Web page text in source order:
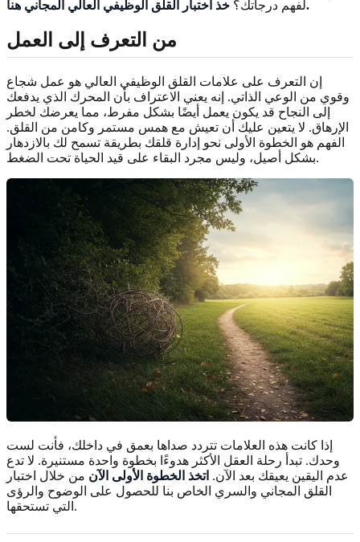
لفهم درجاتك؟خذ اختبار القلق الوظيفي العالي المجاني هنا.
من التعرف إلى العمل
إن التعرف على علامات القلق الوظيفي العالي هو عمل شجاع
وقوي من الوعي الذاتي. إنه يعني الاعتراف بأن المحرك الذي يدفعك
إلى النجاح قد يكون يعمل أيضًا بشكل مفرط، مما يعرضك لخطر
الإرهاق. لا يتعين عليك أن تعيش مع همس مستمر وكامن من القلق.
الفهم هو الخطوة الأولى نحو إدارة قلقك بطريقة تسمح لك بالازدهار
بشكل أصيل، وليس مجرد البقاء على قيد الحياة تحت الضغط.
إذا كانت هذه العلامات تتردد صداها بعمق في داخلك، فأنت لست
وحدك. تبدأ رحلة العقل الأكثر هدوءًا بخطوة واحدة مستنيرة. لا تدع
عدم اليقين يعيقك بعد الآن. اتخذ الخطوة الأولى الآن من خلال اختبار
القلق المجاني والسري الخاص بنا للحصول على الوضوح والرؤى
التي تستحقها.